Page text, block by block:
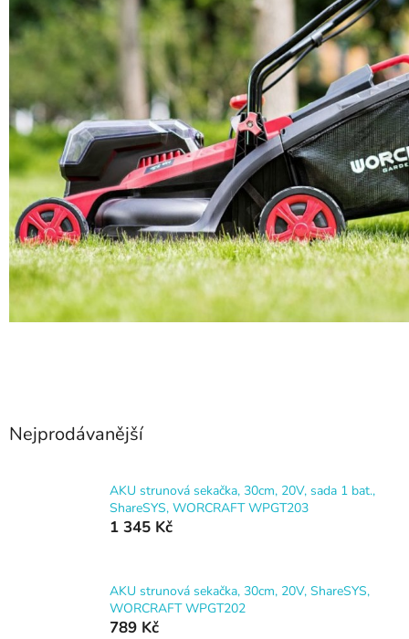
Nejprodávanější
AKU strunová sekačka, 30cm, 20V, sada 1 bat.,
ShareSYS, WORCRAFT WPGT203
1 345 Kč
AKU strunová sekačka, 30cm, 20V, ShareSYS,
WORCRAFT WPGT202
789 Kč